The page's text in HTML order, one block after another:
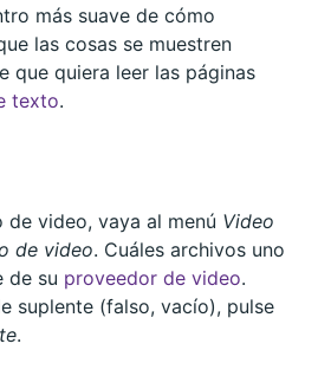
más suave de cómo
las cosas se muestren
que quiera leer las páginas
texto.
de video, vaya al menú Video
de video. Cuáles archivos uno
de su proveedor de video.
suplente (falso, vacío), pulse
.